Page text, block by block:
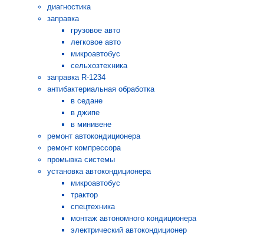
диагностика
заправка
грузовое авто
легковое авто
микроавтобус
сельхозтехника
заправка R-1234
антибактериальная обработка
в седане
в джипе
в минивене
ремонт автокондиционера
ремонт компрессора
промывка системы
установка автокондиционера
микроавтобус
трактор
спецтехника
монтаж автономного кондиционера
электрический автокондиционер